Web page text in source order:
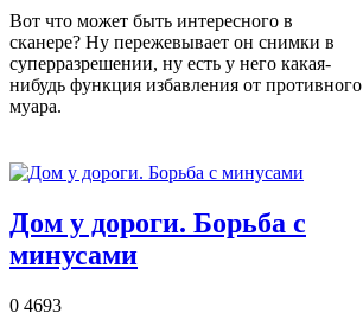
Вот что может быть интересного в
сканере? Ну пережевывает он снимки в
суперразрешении, ну есть у него какая-
нибудь функция избавления от противного
муара.
Дом у дороги. Борьба с
минусами
0 4693